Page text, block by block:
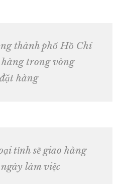
thành phố Hồ Chí
hàng trong vòng
hàng
tỉnh sẽ giao hàng
làm việc